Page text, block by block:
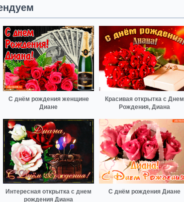
С днём рождения женщине
Диане
Красивая открытка с Днем
Рождения, Диана
Интересная открытка с днем
рождения Диана
С днём рождения Диане